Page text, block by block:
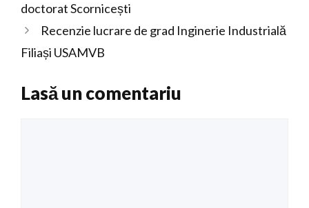
doctorat Scornicești
Recenzie lucrare de grad Inginerie Industrială
Filiași USAMVB
Lasă un comentariu